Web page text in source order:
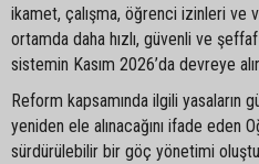
ikamet, çalışma, öğrenci izinleri ve
ortamda daha hızlı, güvenli ve
sistemin Kasım 2026’da devreye
Reform kapsamında ilgili yasaların
yeniden ele alınacağını ifade eden
sürdürülebilir bir göç yönetimi